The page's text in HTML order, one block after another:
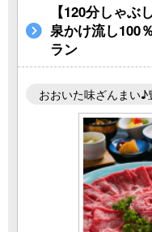
【120分しゃ
泉かけ流し100
ラン
おおいた味ざんまい